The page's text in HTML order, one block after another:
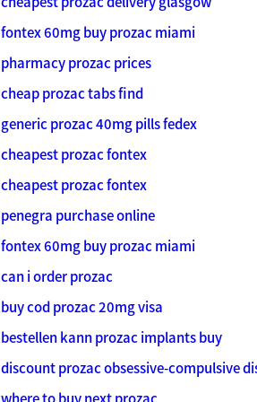
fontex 60mg buy prozac miami
pharmacy prozac prices
cheap prozac tabs find
generic prozac 40mg pills fedex
cheapest prozac fontex
cheapest prozac fontex
penegra purchase online
fontex 60mg buy prozac miami
can i order prozac
buy cod prozac 20mg visa
bestellen kann prozac implants buy
discount prozac obsessive-compulsive
where to buy next prozac